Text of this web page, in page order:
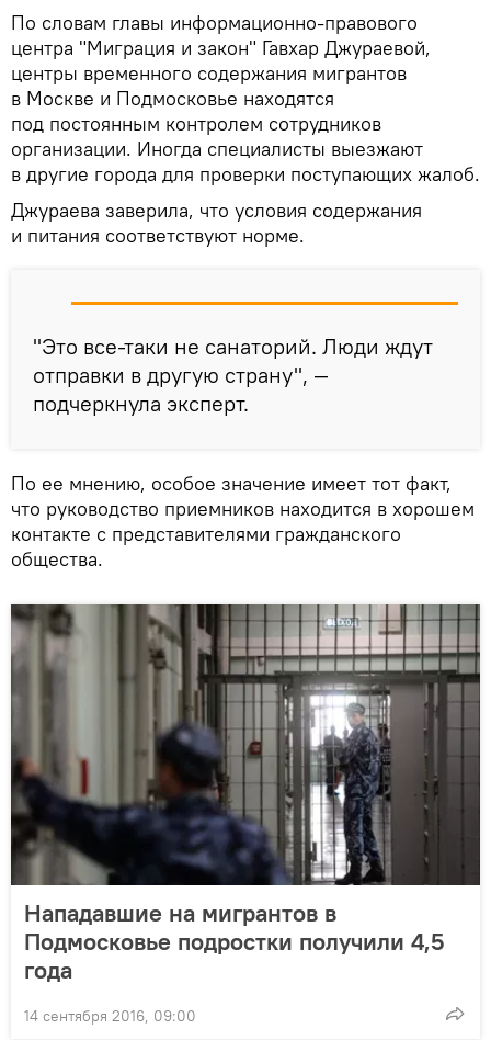
По словам главы информационно-правового
центра "Миграция и закон" Гавхар Джураевой,
центры временного содержания мигрантов
в Москве и Подмосковье находятся
под постоянным контролем сотрудников
организации. Иногда специалисты выезжают
в другие города для проверки поступающих жалоб.
Джураева заверила, что условия содержания
и питания соответствуют норме.
"Это все-таки не санаторий. Люди ждут
отправки в другую страну", —
подчеркнула эксперт.
По ее мнению, особое значение имеет тот факт,
что руководство приемников находится в хорошем
контакте с представителями гражданского
общества.
Нападавшие на мигрантов в
Подмосковье подростки получили 4,5
года
14 сентября 2016, 09:00